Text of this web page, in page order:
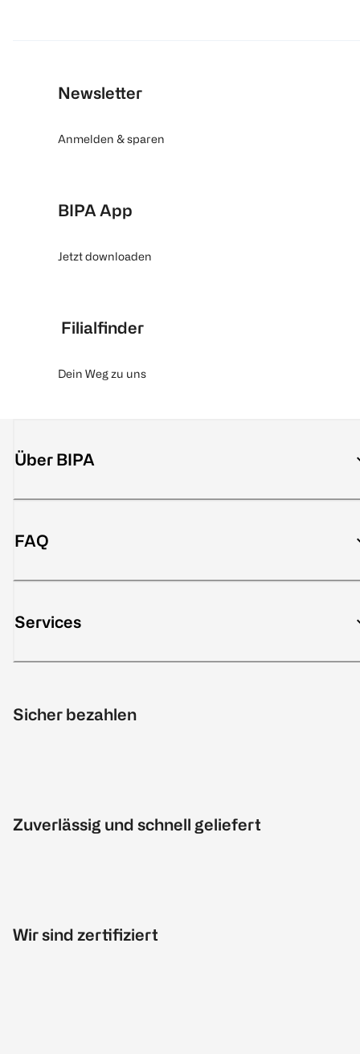
Newsletter
Anmelden & sparen
BIPA App
Jetzt downloaden
Filialfinder
Dein Weg zu uns
Über BIPA
FAQ
Services
Sicher bezahlen
Zuverlässig und schnell geliefert
Wir sind zertifiziert